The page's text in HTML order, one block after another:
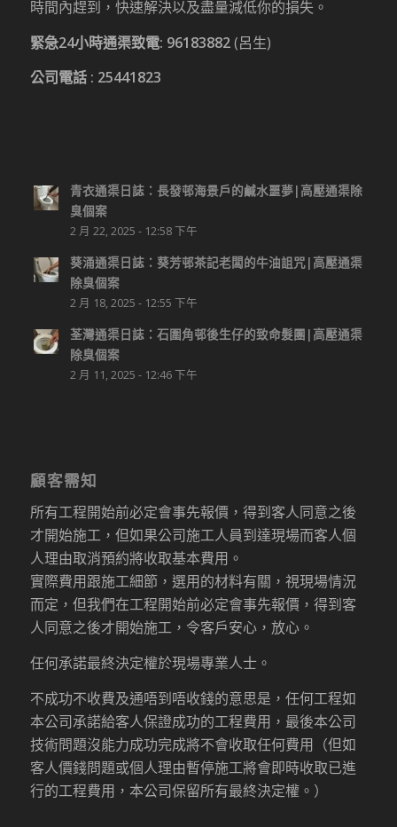
時間內趕到，快速解決以及盡量減低你的損失。
緊急24小時通渠致電: 96183882(呂生)
公司電話 : 25441823
青衣通渠日誌：長發邨海景戶的鹹水噩夢|高壓通渠除
臭個案
2 月 22, 2025 - 12:58 下午
葵涌通渠日誌：葵芳邨茶記老闆的牛油詛咒|高壓通渠
除臭個案
2 月 18, 2025 - 12:55 下午
荃灣通渠日誌：石圍角邨後生仔的致命髮團|高壓通渠
除臭個案
2 月 11, 2025 - 12:46 下午
顧客需知
所有工程開始前必定會事先報價，得到客人同意之後
才開始施工，但如果公司施工人員到達現場而客人個
人理由取消預約將收取基本費用。
實際費用跟施工細節，選用的材料有關，視現場情況
而定，但我們在工程開始前必定會事先報價，得到客
人同意之後才開始施工，令客戶安心，放心。
任何承諾最終決定權於現場專業人士。
不成功不收費及通唔到唔收錢的意思是，任何工程如
本公司承諾給客人保證成功的工程費用，最後本公司
技術問題沒能力成功完成將不會收取任何費用（但如
客人價錢問題或個人理由暫停施工將會即時收取已進
行的工程費用，本公司保留所有最終決定權。）